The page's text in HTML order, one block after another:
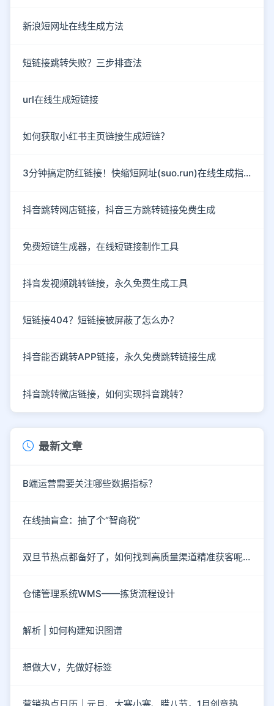
新浪短网址在线生成方法
短链接跳转失败？三步排查法
url在线生成短链接
如何获取小红书主页链接生成短链？
3分钟搞定防红链接！快缩短网址(suo.run)在线生成指南
抖音跳转网店链接，抖音三方跳转链接免费生成
免费短链生成器，在线短链接制作工具
抖音发视频跳转链接，永久免费生成工具
短链接404？短链接被屏蔽了怎么办？
抖音能否跳转APP链接，永久免费跳转链接生成
抖音跳转微店链接，如何实现抖音跳转？
最新文章
B端运营需要关注哪些数据指标？
在线抽盲盒：抽了个“智商税”
双旦节热点都备好了，如何找到高质量渠道精准获客呢？
仓储管理系统WMS——拣货流程设计
解析 | 如何构建知识图谱
想做大V，先做好标签